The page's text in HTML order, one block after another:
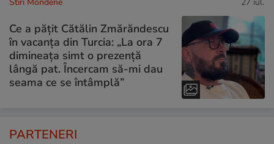
Ce a pățit Cătălin Zmărăndescu
în vacanța din Turcia: „La ora 7
dimineața simt o prezență
lângă pat. Încercam să-mi dau
seama ce se întâmplă”
PARTENERI